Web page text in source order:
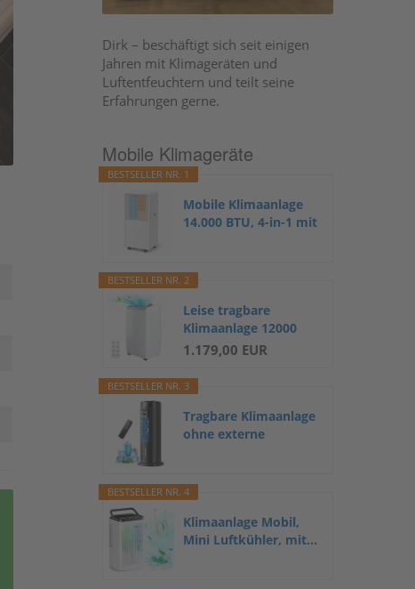
Dirk – beschäftigt sich seit einigen
Jahren mit Klimageräten und
Luftentfeuchtern und teilt seine
Erfahrungen gerne.
Mobile Klimageräte
BESTSELLER NR. 1
Mobile Klimaanlage
14.000 BTU, 4-in-1 mit
BESTSELLER NR. 2
Leise tragbare
Klimaanlage 12000
BTU für Räume...
1.179,00 EUR
BESTSELLER NR. 3
Tragbare Klimaanlage
ohne externe
BESTSELLER NR. 4
Klimaanlage Mobil,
Mini Luftkühler, mit...